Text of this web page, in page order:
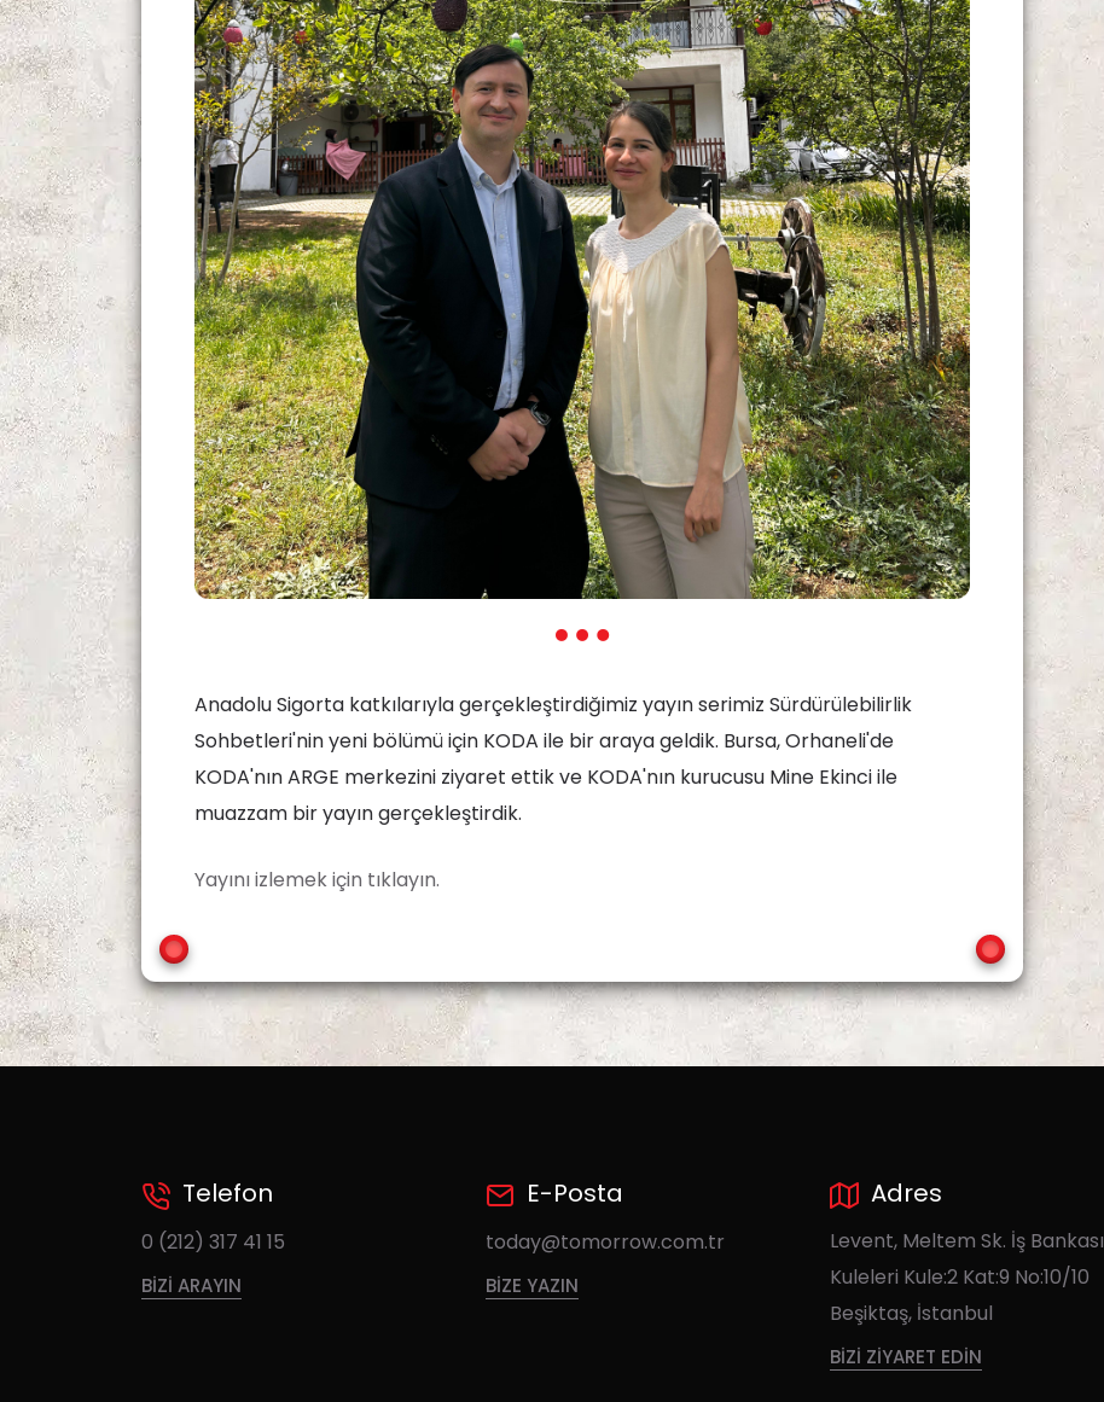
Anadolu Sigorta katkılarıyla gerçekleştirdiğimiz yayın serimiz Sürdürülebilirlik
Sohbetleri'nin yeni bölümü için KODA ile bir araya geldik. Bursa, Orhaneli'de
KODA'nın ARGE merkezini ziyaret ettik ve KODA'nın kurucusu Mine Ekinci ile
muazzam bir yayın gerçekleştirdik.
Yayını izlemek için tıklayın.
Telefon
0 (212) 317 41 15
BIZI ARAYIN
E-Posta
today@tomorrow.com.tr
BIZE YAZIN
Adres
Levent, Meltem Sk. İş Bankası
Kuleleri Kule:2 Kat:9 No:10/10
Beşiktaş, İstanbul
BIZI ZIYARET EDIN